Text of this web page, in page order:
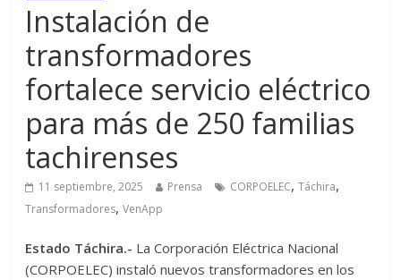
Instalación de
transformadores
fortalece servicio eléctrico
para más de 250 familias
tachirenses
11 septiembre, 2025 Prensa CORPOELEC,Táchira,
Transformadores,VenApp
Estado Táchira.- La Corporación Eléctrica Nacional
(CORPOELEC) instaló nuevos transformadores en los